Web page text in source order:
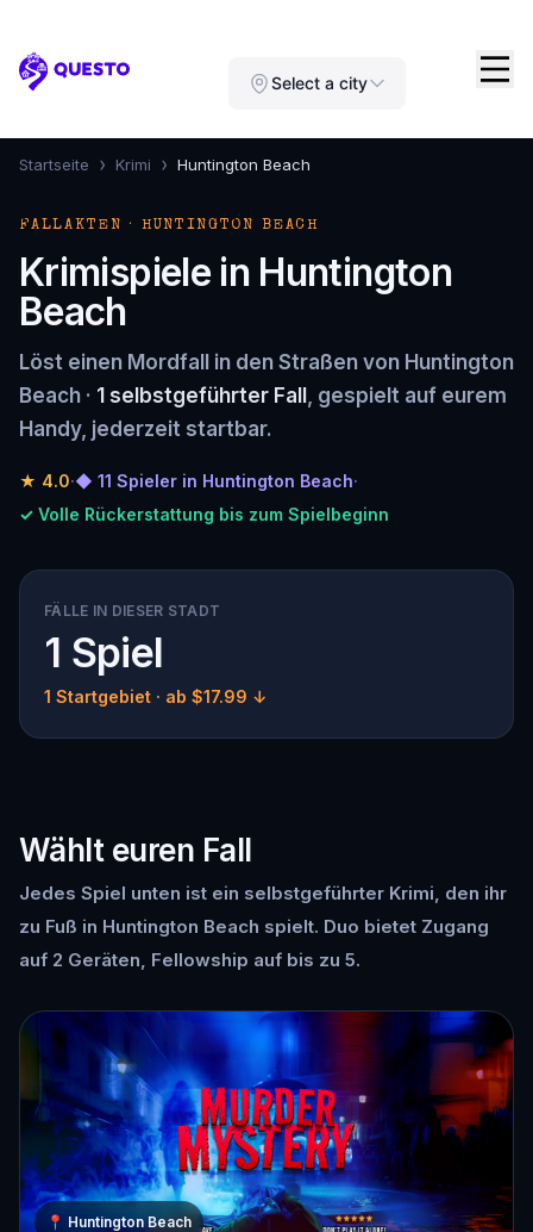
Questo Select a city
Startseite › Krimi › Huntington Beach
FALLAKTEN · HUNTINGTON BEACH
Krimispiele in Huntington
Beach
Löst einen Mordfall in den Straßen von Huntington
Beach · 1 selbstgeführter Fall , gespielt auf eurem
Handy, jederzeit startbar.
★ 4.0·◆ 11 Spieler in Huntington Beach·
✓ Volle Rückerstattung bis zum Spielbeginn
FÄLLE IN DIESER STADT
1 Spiel
1 Startgebiet · ab $17.99 ↓
Wählt euren Fall
Jedes Spiel unten ist ein selbstgeführter Krimi, den ihr
zu Fuß in Huntington Beach spielt. Duo bietet Zugang
auf 2 Geräten, Fellowship auf bis zu 5.
📍 Huntington Beach